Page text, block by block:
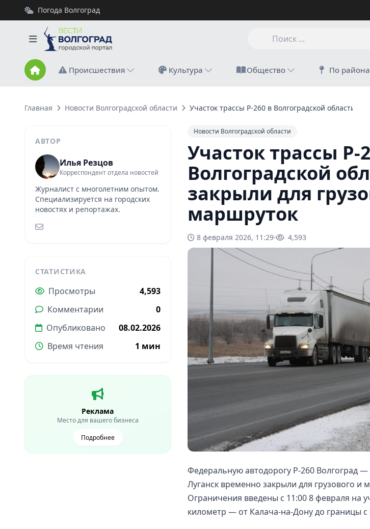
Погода Волгоград
Происшествия Культура Общество По
Главная Новости Волгоградской области Участок трассы Р-260 в Волгоградской области
АВТОР
Илья Резцов
Корреспондент отдела новостей
Журналист с многолетним опытом.
Специализируется на городских
новостях и репортажах.
СТАТИСТИКА
Просмотры
4,593
Комментарии
0
Опубликовано
08.02.2026
Время чтения
1 мин
Реклама
Место для вашего бизнеса
Подробнее
Новости Волгоградской области
Участок трассы Р-
Волгоградской
закрыли для
маршруток
8 февраля 2026, 11:29 4,593
Федеральную автодорогу Р-260 Волгоград
Луганск временно закрыли для грузового и
Ограничения введены с 11:00 8 февраля на
километр — от Калача-на-Дону до границы с